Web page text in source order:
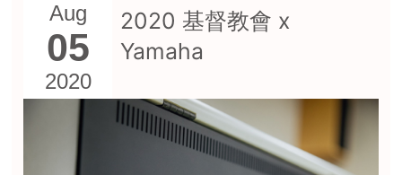
Aug
05
2020
2020 基督教會 x
Yamaha